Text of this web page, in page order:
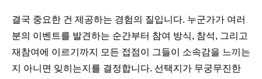
결국 중요한 건 제공하는 경험의 질입니다. 누군가가 여러
분의 이벤트를 발견하는 순간부터 참여 방식, 참석, 그리고
재참여에 이르기까지 모든 접점이 그들이 소속감을 느끼는
지 아니면 잊히는지를 결정합니다. 선택지가 무궁무진한